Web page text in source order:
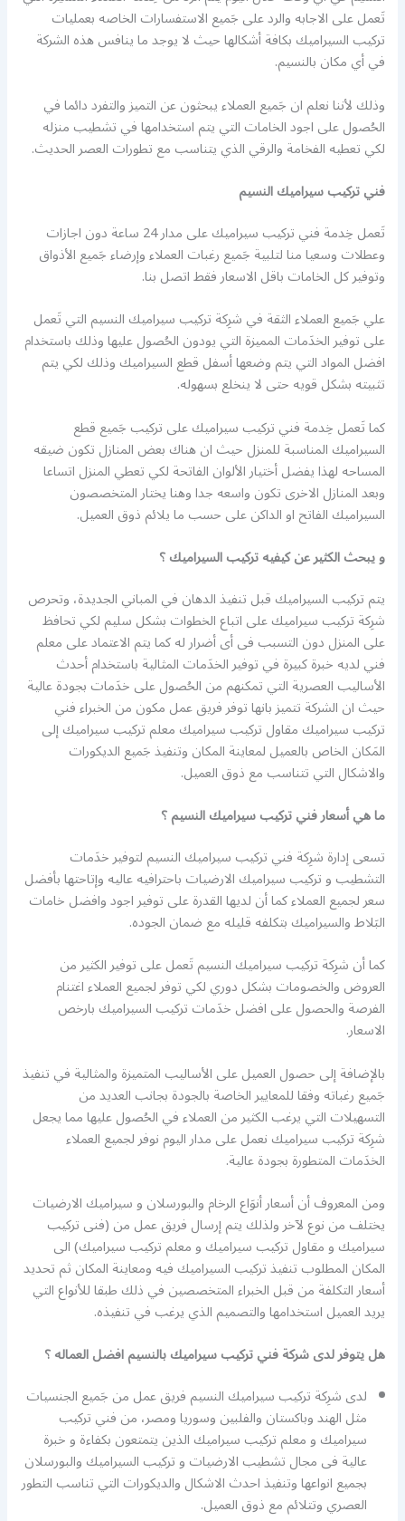
تَعمل على الاجابه والرد على جَميع الاستفسارات الخاصه بعمليات
تركيب السيراميك بكافة أشكالها حيث لا يوجد ما ينافس هذه الشركة
في أي مكان بالنسيم.
وذلك لأننا نعلم ان جَميع العملاء يبحثون عن التميز والتفرد دائما في
الحُصول على اجود الخامات التي يتم استخدامها في تشطيب منزله
لكي تعطيه الفخامة والرقي الذي يتناسب مع تطورات العصر الحديث.
فني تركيب سيراميك النسيم
تَعمل خِدمة فني تركيب سيراميك على مدار 24 ساعة دون اجازات
وعطلات وسعيا منا لتلبية جَميع رغبات العملاء وإرضاء جَميع الأذواق
وتوفير كل الخامات باقل الاسعار فقط اتصل بنا.
علي جَميع العملاء الثقة في شرِكة تركيب سيراميك النسيم التي تَعمل
على توفير الخدَمات المميزة التي يودون الحُصول عليها وذلك باستخدام
افضل المواد التي يتم وضعها أسفل قطع السيراميك وذلك لكي يتم
تثبيته بشكل قويه حتى لا ينخلع بسهوله.
كما تَعمل خِدمة فني تركيب سيراميك على تركيب جَميع قطع
السيراميك المناسبة للمنزل حيث ان هناك بعض المنازل تكون ضيقه
المساحه لهذا يفضل أختيار الألوان الفاتحة لكي تعطي المنزل اتساعا
وبعد المنازل الاخرى تكون واسعه جدا وهنا يختار المتخصصون
السيراميك الفاتح او الداكن على حسب ما يلائم ذوق العميل.
و يبحث الكثير عن كيفيه تركيب السيراميك ؟
يتم تركيب السيراميك قبل تنفيذ الدهان في المباني الجديدة، وتحرص
شرِكة تركيب سيراميك على اتباع الخطوات بشكل سليم لكي تحافظ
على المنزل دون التسبب فى أى أضرار له كما يتم الاعتماد على معلم
فني لديه خبرة كبيرة في توفير الخدَمات المثالية باستخدام أحدث
الأساليب العصرية التي تمكنهم من الحُصول على خدَمات بجودة عالية
حيث ان الشركة تتميز بانها توفر فريق عمل مكون من الخبراء فني
تركيب سيراميك مقاول تركيب سيراميك معلم تركيب سيراميك إلى
المَكان الخاص بالعميل لمعاينة المكان وتنفيذ جَميع الديكورات
والاشكال التي تتناسب مع ذوق العميل.
ما هي أسعار فني تركيب سيراميك النسيم ؟
تسعى إدارة شرِكة فني تركيب سيراميك النسيم لتوفير خدَمات
التشطيب و تركيب سيراميك الارضيات باحترافيه عاليه وإتاحتها بأفضل
سعر لجميع العملاء كما أن لديها القدرة على توفير اجود وافضل خامات
البَلاط والسيراميك بتكلفه قليله مع ضمان الجوده.
كما أن شرِكة تركيب سيراميك النسيم تَعمل على توفير الكثير من
العروض والخصومات بشكل دوري لكي توفر لجميع العملاء اغتنام
الفرصة والحصول على افضل خدَمات تركيب السيراميك بارخص
الاسعار.
بالإضافة إلى حصول العميل على الأساليب المتميزة والمثالية في تنفيذ
جَميع رغباته وفقا للمعايير الخاصة بالجودة بجانب العديد من
التسهيلات التي يرغب الكثير من العملاء في الحُصول عليها مما يجعل
شرِكة تركيب سيراميك نعمل على مدار اليوم نوفر لجميع العملاء
الخدَمات المتطورة بجودة عالية.
ومن المعروف أن أسعار أنوَاع الرخام والبورسلان و سيراميك الارضيات
يختلف من نوع لآخر ولذلك يتم إرسال فريق عمل من (فنى تركيب
سيراميك و مقاول تركيب سيراميك و معلم تركيب سيراميك) الى
المكان المطلوب تنفيذ تركيب السيراميك فيه ومعاينة المكان ثم تحديد
أسعار التكلفة من قبل الخبراء المتخصصين في ذلك طبقا للأنواع التي
يريد العميل استخدامها والتصميم الذي يرغب في تنفيذه.
هل يتوفر لدى شركة فني تركيب سيراميك بالنسيم افضل العماله ؟
لدى شرِكة تركيب سيراميك النسيم فريق عمل من جَميع الجنسيات
مثل الهند وباكستان والفلبين وسوريا ومصر، من فني تركيب
سيراميك و معلم تركيب سيراميك الذين يتمتعون بكفاءة و خبرة
عالية فى مجال تشطيب الارضيات و تركيب السيراميك والبورسلان
بجميع انواعها وتنفيذ احدث الاشكال والديكورات التي تناسب التطور
العصري وتتلائم مع ذوق العميل.